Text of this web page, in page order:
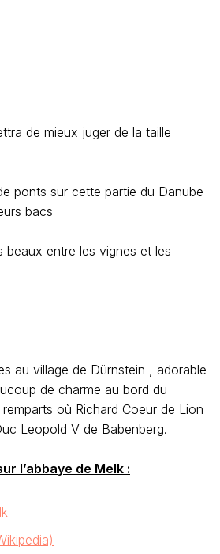
de mieux juger de la taille
ponts sur cette partie du Danube
bacs
beaux entre les vignes et les
au village de Dürnstein , adorable
de charme au bord du
où Richard Coeur de Lion
Leopold V de Babenberg.
l’abbaye de Melk :